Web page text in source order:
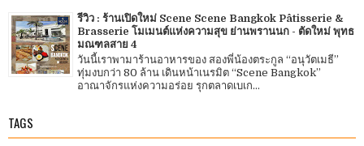
รีวิว : ร้านเปิดใหม่ Scene Scene Bangkok Pâtisserie &
Brasserie โมเมนต์แห่งความสุข ย่านพรานนก - ตัดใหม่ พุทธ
มณฑลสาย 4
วันนี้เราพามาร้านอาหารของ สองพี่น้องตระกูล “อนุวัตเมธี”
ทุ่มงบกว่า 80 ล้าน เดินหน้าเนรมิต “Scene Bangkok”
อาณาจักรแห่งความอร่อย รุกตลาดเบเก...
TAGS